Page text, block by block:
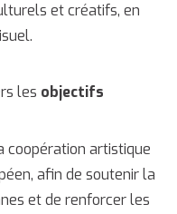
et créatifs, en
les objectifs
coopération artistique
afin de soutenir la
et de renforcer les